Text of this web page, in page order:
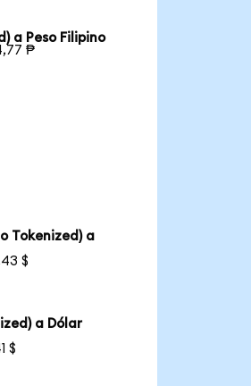
a Peso Filipino
₱
Tokenized) a
$
a Dólar
$